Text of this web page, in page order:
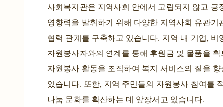
사회복지관은 지역사회 안에서 고립되지 않고 긍
영향력을 발휘하기 위해 다양한 지역사회 유관기
협력 관계를 구축하고 있습니다. 지역 내 기업, 비
자원봉사자와의 연계를 통해 후원금 및 물품을 확
자원봉사 활동을 조직하여 복지 서비스의 질을
있습니다. 또한, 지역 주민들의 자원봉사 참여를
나눔 문화를 확산하는 데 앞장서고 있습니다.